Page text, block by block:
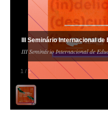
1 / 1
III Seminário Internacional
III Seminário Internacional de